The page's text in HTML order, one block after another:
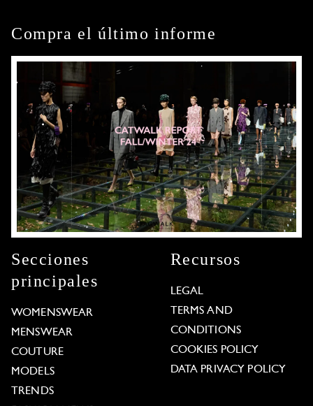
Compra el último informe
Secciones
principales
WOMENSWEAR
MENSWEAR
COUTURE
MODELS
TRENDS
Recursos
LEGAL
TERMS AND
CONDITIONS
COOKIES POLICY
DATA PRIVACY POLICY